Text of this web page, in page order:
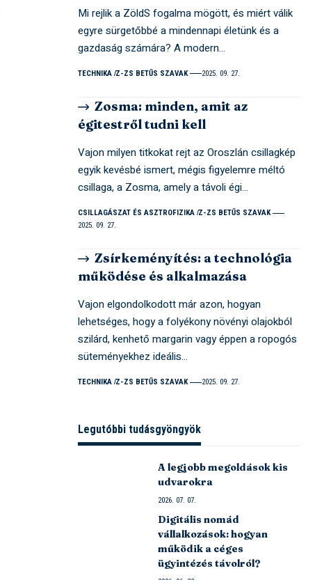
Mi rejlik a ZöldS fogalma mögött, és miért válik
egyre sürgetőbbé a mindennapi életünk és a
gazdaság számára? A modern…
TECHNIKA Z-ZS BETŰS SZAVAK 2025. 09. 27.
Zosma: minden, amit az
égitestről tudni kell
Vajon milyen titkokat rejt az Oroszlán csillagkép
egyik kevésbé ismert, mégis figyelemre méltó
csillaga, a Zosma, amely a távoli égi…
CSILLAGÁSZAT ÉS ASZTROFIZIKA Z-ZS BETŰS SZAVAK
2025. 09. 27.
Zsírkeményítés: a technológia
működése és alkalmazása
Vajon elgondolkodott már azon, hogyan
lehetséges, hogy a folyékony növényi olajokból
szilárd, kenhető margarin vagy éppen a ropogós
süteményekhez ideális…
TECHNIKA Z-ZS BETŰS SZAVAK 2025. 09. 27.
Legutóbbi tudásgyöngyök
A legjobb megoldások kis
udvarokra
2026. 07. 07.
Digitális nomád
vállalkozások: hogyan
működik a céges
ügyintézés távolról?